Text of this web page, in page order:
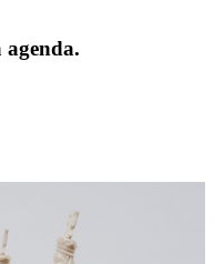
agenda.